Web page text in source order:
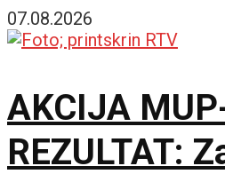
07.08.2026
AKCIJA
REZULTAT: